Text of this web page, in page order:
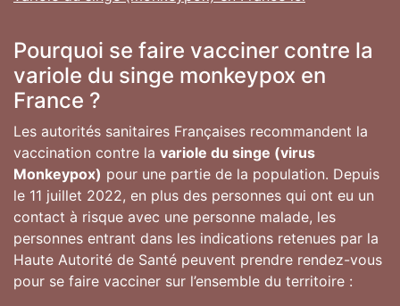
Pourquoi se faire vacciner contre la
variole du singe monkeypox en
France ?
Les autorités sanitaires Françaises recommandent la
vaccination contre la variole du singe (virus
Monkeypox) pour une partie de la population. Depuis
le 11 juillet 2022, en plus des personnes qui ont eu un
contact à risque avec une personne malade, les
personnes entrant dans les indications retenues par la
Haute Autorité de Santé peuvent prendre rendez-vous
pour se faire vacciner sur l’ensemble du territoire :